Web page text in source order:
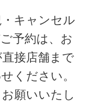
キャンセル
予約は、お
接店舗まで
ください。
願いいたし